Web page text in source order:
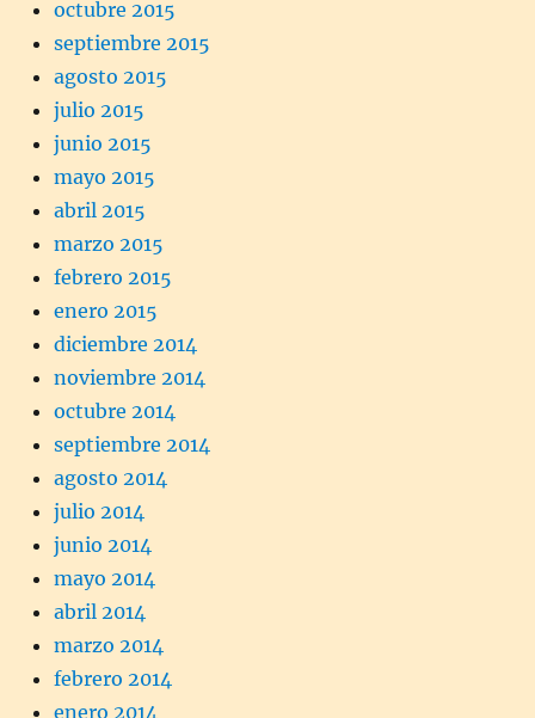
octubre 2015
septiembre 2015
agosto 2015
julio 2015
junio 2015
mayo 2015
abril 2015
marzo 2015
febrero 2015
enero 2015
diciembre 2014
noviembre 2014
octubre 2014
septiembre 2014
agosto 2014
julio 2014
junio 2014
mayo 2014
abril 2014
marzo 2014
febrero 2014
enero 2014